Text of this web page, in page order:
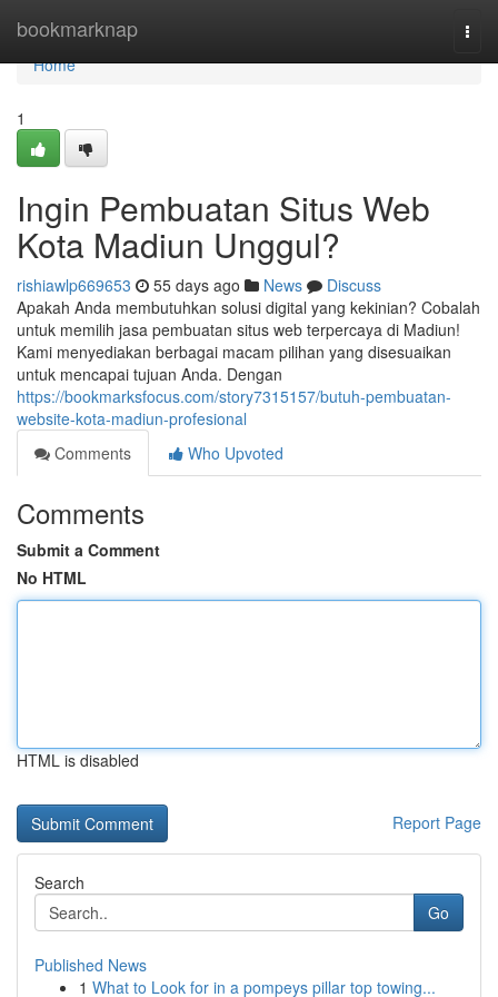
bookmarknap
Home
Home
1
Ingin Pembuatan Situs Web
Kota Madiun Unggul?
rishiawlp669653 55 days ago News
Discuss
Apakah Anda membutuhkan solusi digital yang kekinian? Cobalah
untuk memilih jasa pembuatan situs web terpercaya di Madiun!
Kami menyediakan berbagai macam pilihan yang disesuaikan
untuk mencapai tujuan Anda. Dengan
https://bookmarksfocus.com/story7315157/butuh-pembuatan-
website-kota-madiun-profesional
Comments
Who Upvoted
Comments
Submit a Comment
No HTML
HTML is disabled
Report Page
Search
Go
Published News
1 What to Look for in a pompeys pillar top towing...